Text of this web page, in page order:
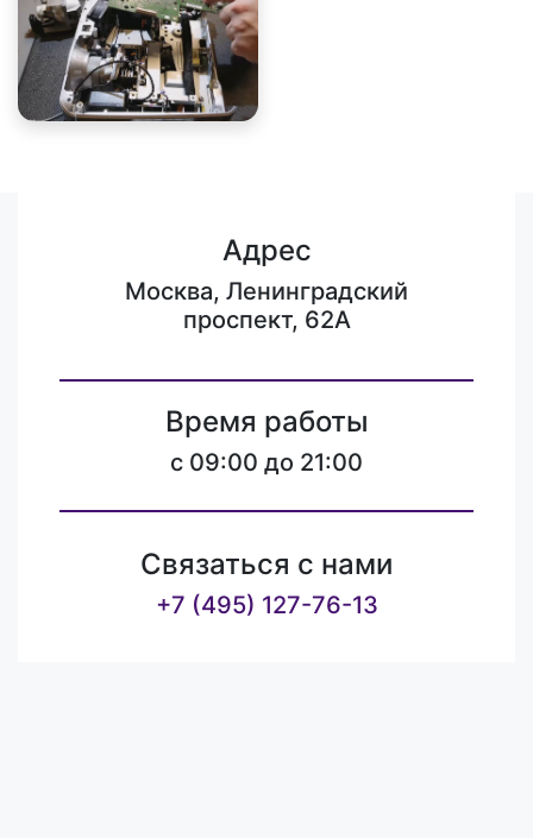
Адрес
Москва, Ленинградский
проспект, 62А
Время работы
c 09:00 до 21:00
Связаться с нами
+7 (495) 127-76-13